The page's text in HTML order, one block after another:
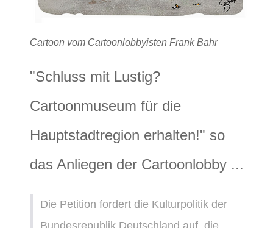
Cartoon vom Cartoonlobbyisten Frank Bahr
"Schluss mit Lustig?
Cartoonmuseum für die
Hauptstadtregion erhalten!" so
das Anliegen der Cartoonlobby ...
Die Petition fordert die Kulturpolitik der